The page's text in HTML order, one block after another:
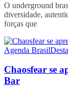
O underground
diversidade,
forças que
Agenda Brasil
Chaosfear se
Bar